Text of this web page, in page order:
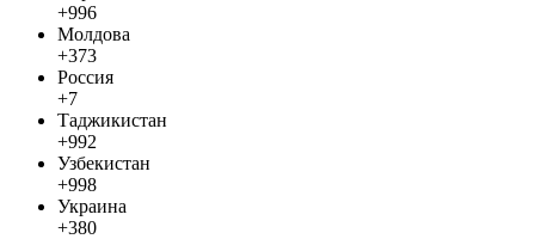
+996
Молдова
+373
Россия
+7
Таджикистан
+992
Узбекистан
+998
Украина
+380